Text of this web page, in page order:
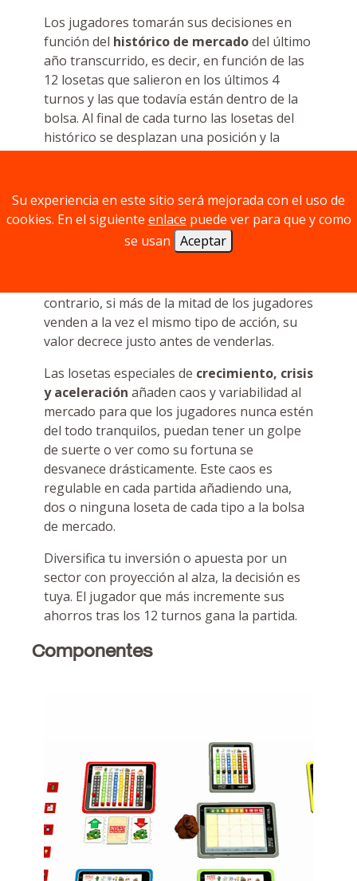
Los jugadores tomarán sus decisiones en
función del histórico de mercadodel último
año transcurrido, es decir, en función de las
12 losetas que salieron en los últimos 4
turnos y las que todavía están dentro de la
bolsa. Al final de cada turno las losetas del
histórico se desplazan una posición y la
última columna vuelve a la bolsa. Este ciclo se
Además, laoferta y demandapuede afectar
al valor de las acciones. Si demasiados
jugadores, más de la mitad, invierten a la vez
contrario, si más de la mitad de los jugadores
venden a la vez el mismo tipo de acción, su
valor decrece justo antes de venderlas.
Las losetas especiales de crecimiento, crisis
y aceleración añaden caos y variabilidad al
mercado para que los jugadores nunca estén
del todo tranquilos, puedan tener un golpe
de suerte o ver como su fortuna se
desvanece drásticamente. Este caos es
regulable en cada partida añadiendo una,
dos o ninguna loseta de cada tipo a la bolsa
de mercado.
Diversifica tu inversión o apuesta por un
sector con proyección al alza, la decisión es
tuya. El jugador que más incremente sus
ahorros tras los 12 turnos gana la partida.
Componentes
Su experiencia en este sitio será mejorada con el uso de
cookies. En el siguiente enlace puede ver para que y como
se usan Aceptar